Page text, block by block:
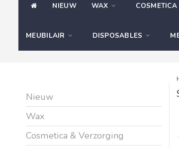
NIEUW WAX
MEUBILAIR DISPOSABLES
Nieuw
Wax
Cosmetica & Verzorging